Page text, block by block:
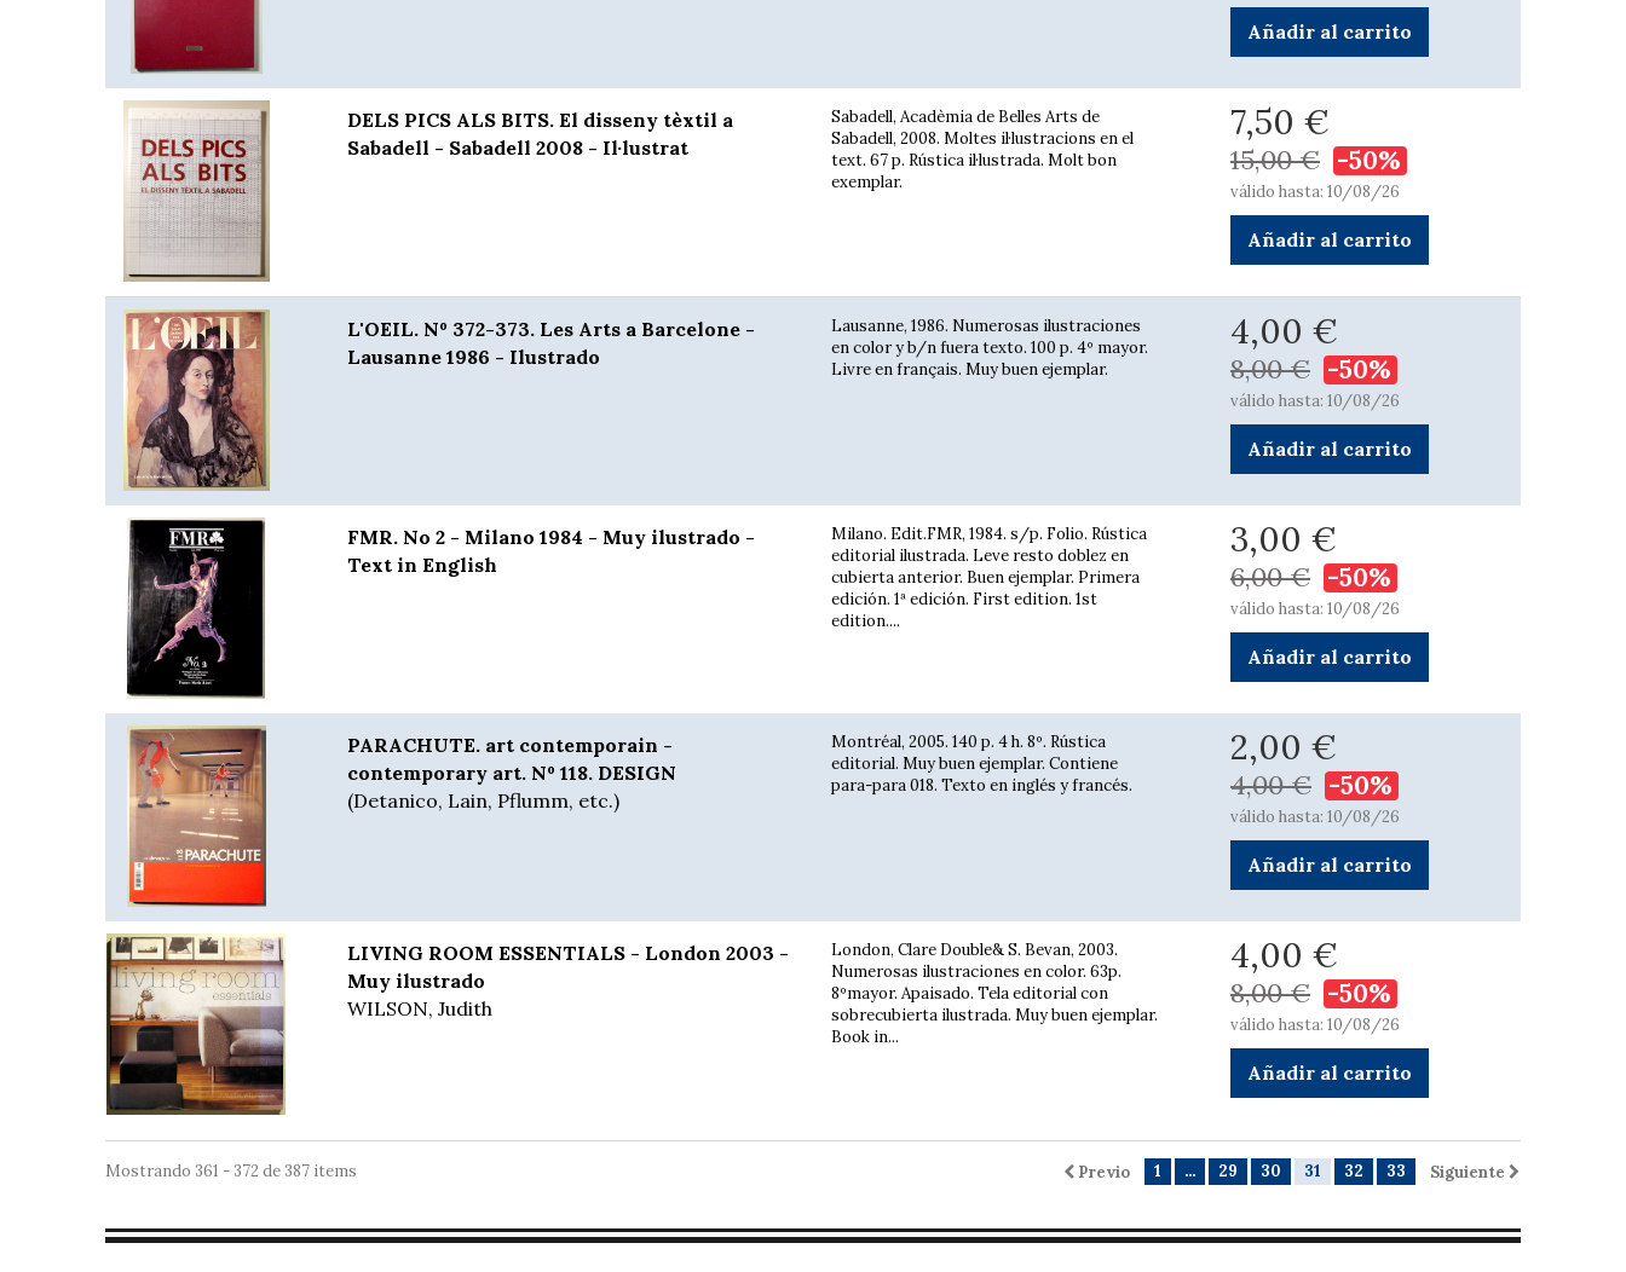
Añadir al carrito
DELS PICS ALS BITS. El disseny tèxtil a
Sabadell - Sabadell 2008 - Il·lustrat
Sabadell, Acadèmia de Belles Arts de
Sabadell, 2008. Moltes il·lustracions en el
text. 67 p. Rústica il·lustrada. Molt bon
exemplar.
7,50 €
15,00 € -50%
válido hasta: 10/08/26
Añadir al carrito
L'OEIL. Nº 372-373. Les Arts a Barcelone -
Lausanne 1986 - Ilustrado
Lausanne, 1986. Numerosas ilustraciones
en color y b/n fuera texto. 100 p. 4º mayor.
Livre en français. Muy buen ejemplar.
4,00 €
8,00 € -50%
válido hasta: 10/08/26
Añadir al carrito
FMR. No 2 - Milano 1984 - Muy ilustrado -
Text in English
Milano. Edit.FMR, 1984. s/p. Folio. Rústica
editorial ilustrada. Leve resto doblez en
cubierta anterior. Buen ejemplar. Primera
edición. 1ª edición. First edition. 1st
edition....
3,00 €
6,00 € -50%
válido hasta: 10/08/26
Añadir al carrito
PARACHUTE. art contemporain -
contemporary art. Nº 118. DESIGN
(Detanico, Lain, Pflumm, etc.)
Montréal, 2005. 140 p. 4 h. 8º. Rústica
editorial. Muy buen ejemplar. Contiene
para-para 018. Texto en inglés y francés.
2,00 €
4,00 € -50%
válido hasta: 10/08/26
Añadir al carrito
LIVING ROOM ESSENTIALS - London 2003 -
Muy ilustrado
WILSON, Judith
London, Clare Double& S. Bevan, 2003.
Numerosas ilustraciones en color. 63p.
8ºmayor. Apaisado. Tela editorial con
sobrecubierta ilustrada. Muy buen ejemplar.
Book in...
4,00 €
8,00 € -50%
válido hasta: 10/08/26
Añadir al carrito
Previo 1 ... 29 30 31 32 33 Siguiente
Mostrando 361 - 372 de 387 items